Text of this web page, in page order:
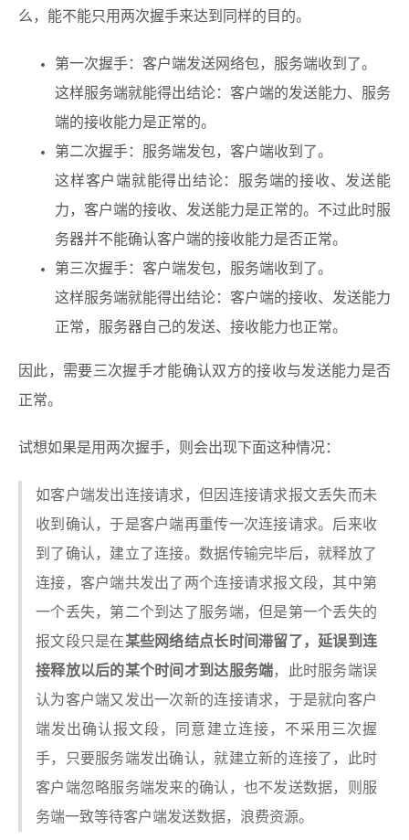
么，能不能只用两次握手来达到同样的目的。
第一次握手：客户端发送网络包，服务端收到了。
这样服务端就能得出结论：客户端的发送能力、服务
端的接收能力是正常的。
第二次握手：服务端发包，客户端收到了。
这样客户端就能得出结论：服务端的接收、发送能
力，客户端的接收、发送能力是正常的。不过此时服
务器并不能确认客户端的接收能力是否正常。
第三次握手：客户端发包，服务端收到了。
这样服务端就能得出结论：客户端的接收、发送能力
正常，服务器自己的发送、接收能力也正常。
因此，需要三次握手才能确认双方的接收与发送能力是否
正常。
试想如果是用两次握手，则会出现下面这种情况：
如客户端发出连接请求，但因连接请求报文丢失而未
收到确认，于是客户端再重传一次连接请求。后来收
到了确认，建立了连接。数据传输完毕后，就释放了
连接，客户端共发出了两个连接请求报文段，其中第
一个丢失，第二个到达了服务端，但是第一个丢失的
报文段只是在某些网络结点长时间滞留了，延误到连
接释放以后的某个时间才到达服务端，此时服务端误
认为客户端又发出一次新的连接请求，于是就向客户
端发出确认报文段，同意建立连接，不采用三次握
手，只要服务端发出确认，就建立新的连接了，此时
客户端忽略服务端发来的确认，也不发送数据，则服
务端一致等待客户端发送数据，浪费资源。